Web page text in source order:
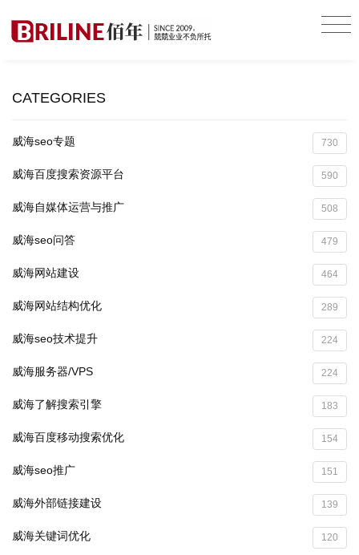
CATEGORIES
威海seo专题 730
威海百度搜索资源平台 590
威海自媒体运营与推广 508
威海seo问答 479
威海网站建设 464
威海网站结构优化 289
威海seo技术提升 224
威海服务器/VPS 224
威海了解搜索引擎 183
威海百度移动搜索优化 154
威海seo推广 151
威海外部链接建设 139
威海关键词优化 120